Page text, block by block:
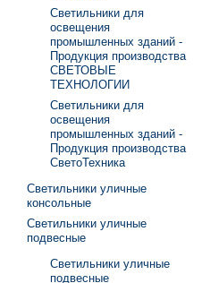
Светильники для
освещения
промышленных зданий -
Продукция производства
СВЕТОВЫЕ
ТЕХНОЛОГИИ
Светильники для
освещения
промышленных зданий -
Продукция производства
СветоТехника
Светильники уличные
консольные
Светильники уличные
подвесные
Светильники уличные
подвесные